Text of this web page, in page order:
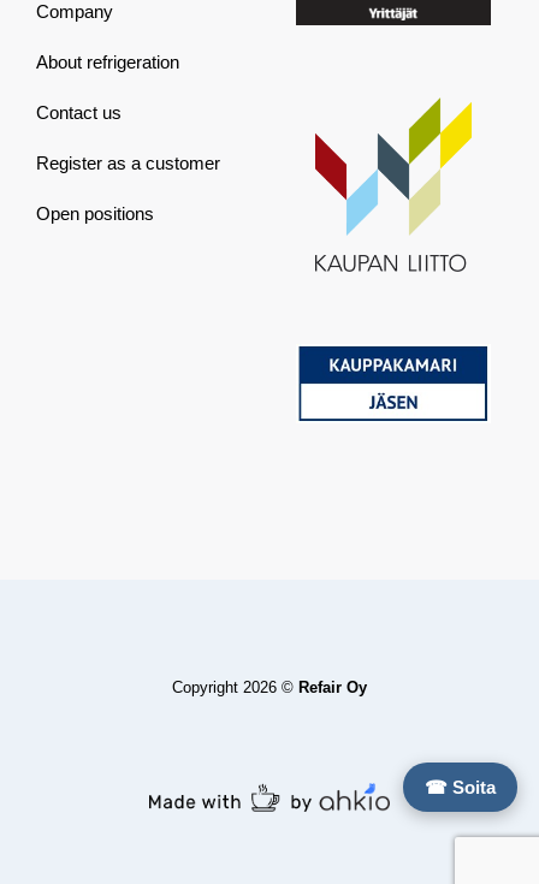
Company
About refrigeration
Contact us
Register as a customer
Open positions
☎ Soita
Copyright 2026 © Refair Oy